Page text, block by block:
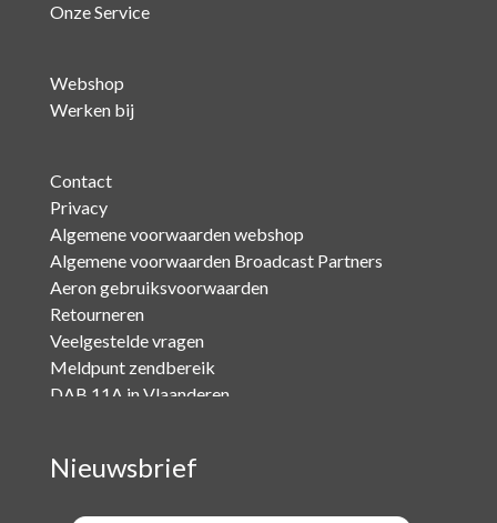
Onze Service
Webshop
Werken bij
Contact
Privacy
Algemene voorwaarden webshop
Algemene voorwaarden Broadcast Partners
Aeron gebruiksvoorwaarden
Retourneren
Veelgestelde vragen
Meldpunt zendbereik
DAB 11A in Vlaanderen
Nieuwsbrief